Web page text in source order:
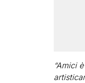
“Amici